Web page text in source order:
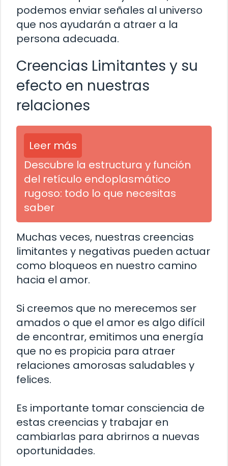
podemos enviar señales al universo
que nos ayudarán a atraer a la
persona adecuada.
Creencias Limitantes y su
efecto en nuestras
relaciones
Leer más
Descubre la estructura y función
del retículo endoplasmático
rugoso: todo lo que necesitas
saber
Muchas veces, nuestras creencias
limitantes y negativas pueden actuar
como bloqueos en nuestro camino
hacia el amor.
Si creemos que no merecemos ser
amados o que el amor es algo difícil
de encontrar, emitimos una energía
que no es propicia para atraer
relaciones amorosas saludables y
felices.
Es importante tomar consciencia de
estas creencias y trabajar en
cambiarlas para abrirnos a nuevas
oportunidades.